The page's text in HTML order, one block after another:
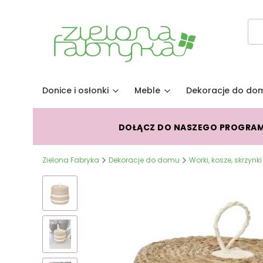
Donice i osłonki Meble Dekoracje do
DOŁĄCZ DO NASZEGO
Zielona Fabryka Dekoracje do domu Worki, kosze, skrzynki